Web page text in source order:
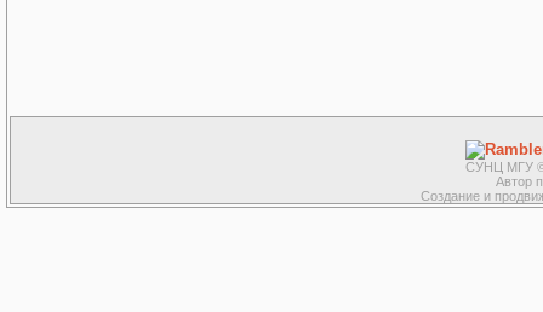
СУНЦ МГУ ©
Автор
Создание и